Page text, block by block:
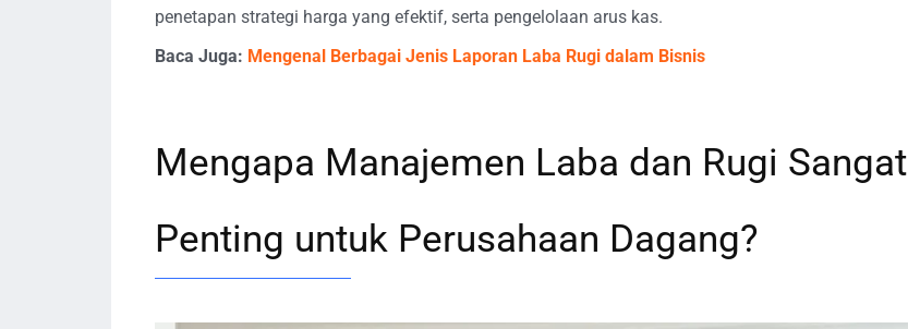
penetapan strategi harga yang efektif, serta pengelolaan arus kas.
Baca Juga: Mengenal Berbagai Jenis Laporan Laba Rugi dalam Bisnis
Mengapa Manajemen Laba dan Rugi Sangat
Penting untuk Perusahaan Dagang?